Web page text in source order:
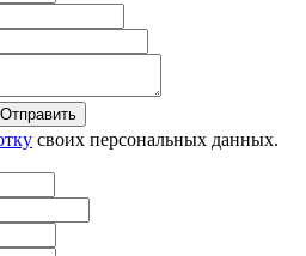
Отправить
своих персональных данных.